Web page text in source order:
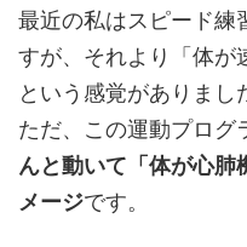
最近の私はスピード練
すが、それより「体が
という感覚がありまし
ただ、この運動プログ
んと動いて「体が心肺
メージです。